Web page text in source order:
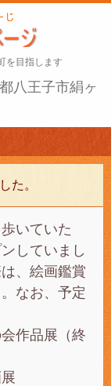
を目指します
八王子市絹ヶ
た。
いていた
していまし
、絵画鑑賞
なお、予定
作品展（終